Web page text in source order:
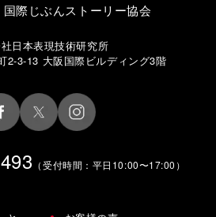
際じぶんストーリー協会
日本表現技術研究所
2-3-13 大阪国際ビルディング3階
（受付時間：平日10:00〜17:00）